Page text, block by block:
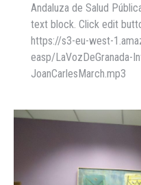
Andaluza de Salud
text block. Click edit
https://s3-eu-west-
easp/LaVozDeGranada-
JoanCarlesMarch.mp3